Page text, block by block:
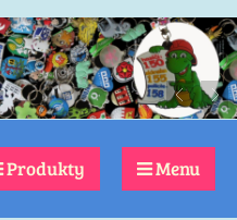
Produkty Menu